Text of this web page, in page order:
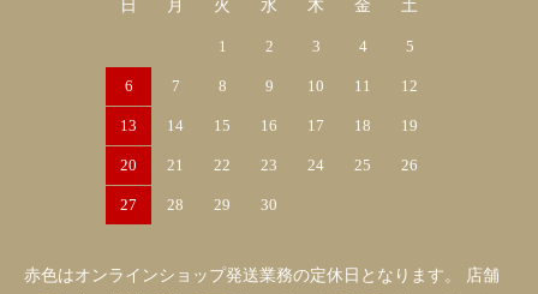
日 月 火 水 木 金 土
1 2 3 4 5
6 7 8 9 10 11 12
13 14 15 16 17 18 19
20 21 22 23 24 25 26
27 28 29 30
赤色はオンラインショップ発送業務の定休日となります。 店舗